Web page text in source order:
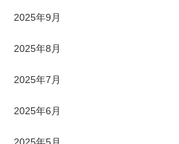
2025年9月
2025年8月
2025年7月
2025年6月
2025年5月